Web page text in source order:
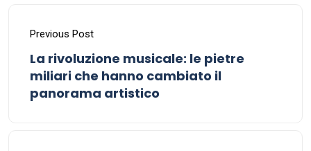
Previous Post
La rivoluzione musicale: le pietre
miliari che hanno cambiato il
panorama artistico